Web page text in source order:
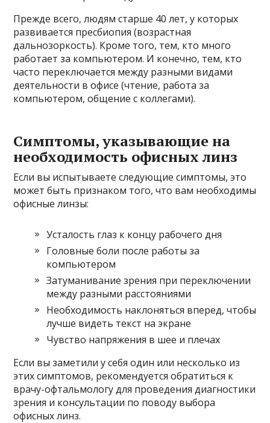
Прежде всего, людям старше 40 лет, у которых
развивается пресбиопия (возрастная
дальнозоркость). Кроме того, тем, кто много
работает за компьютером. И конечно, тем, кто
часто переключается между разными видами
деятельности в офисе (чтение, работа за
компьютером, общение с коллегами).
Симптомы, указывающие на
необходимость офисных линз
Если вы испытываете следующие симптомы, это
может быть признаком того, что вам необходимы
офисные линзы:
Усталость глаз к концу рабочего дня
Головные боли после работы за
компьютером
Затуманивание зрения при переключении
между разными расстояниями
Необходимость наклоняться вперед, чтобы
лучше видеть текст на экране
Чувство напряжения в шее и плечах
Если вы заметили у себя один или несколько из
этих симптомов, рекомендуется обратиться к
врачу-офтальмологу для проведения диагностики
зрения и консультации по поводу выбора
офисных линз.